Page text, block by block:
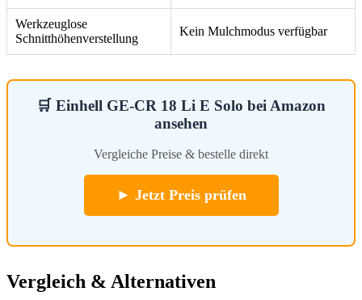
Werkzeuglose
Schnitthöhenverstellung
Kein Mulchmodus verfügbar
🛒 Einhell GE-CR 18 Li E Solo bei Amazon
ansehen
Vergleiche Preise & bestelle direkt
► Jetzt Preis prüfen
Vergleich & Alternativen